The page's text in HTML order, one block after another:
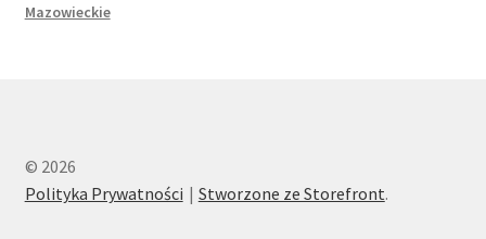
Mazowieckie
© 2026
Polityka Prywatności
Stworzone ze Storefront.